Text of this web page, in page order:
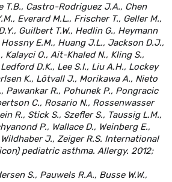
T.B., Castro-Rodriguez J.A., Chen
Everard M.L., Frischer T., Geller M.,
Guilbert T.W., Hedlin G., Heymann
Hossny E.M., Huang J.L., Jackson D.J.,
Kalayci O., Ait-Khaled N., Kling S.,
D.K., Lee S.I., Liu A.H., Lockey
K., Lötvall J., Morikawa A., Nieto
Pawankar R., Pohunek P., Pongracic
C., Rosario N., Rossenwasser
R., Stick S., Szefler S., Taussig L.M.,
P., Wallace D., Weinberg E.,
Wildhaber J., Zeiger R.S. International
pediatric asthma. Allergy. 2012;
S., Pauwels R.A., Busse W.W.,